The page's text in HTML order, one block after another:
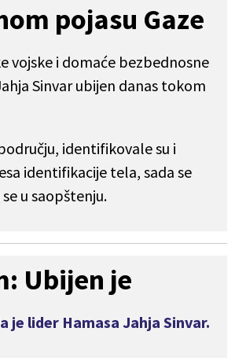
pojasu Gaze
vojske i domaće bezbednosne
Sinvar ubijen danas tokom
identifikovale su i
identifikacije tela, sada se
u saopštenju.
Ubijen je
lider Hamasa Jahja Sinvar.